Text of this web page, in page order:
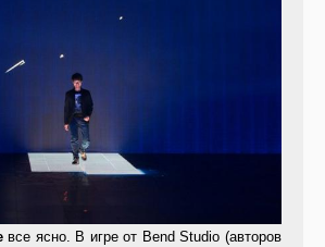
все ясно. В игре от Bend Studio (авторов